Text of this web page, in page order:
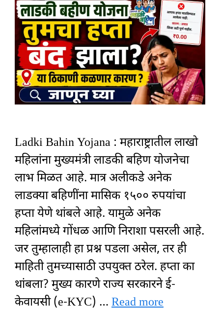
Ladki Bahin Yojana : महाराष्ट्रातील लाखो
महिलांना मुख्यमंत्री लाडकी बहिण योजनेचा
लाभ मिळत आहे. मात्र अलीकडे अनेक
लाडक्या बहिणींना मासिक १५०० रुपयांचा
हप्ता येणे थांबले आहे. यामुळे अनेक
महिलांमध्ये गोंधळ आणि निराशा पसरली आहे.
जर तुम्हालाही हा प्रश्न पडला असेल, तर ही
माहिती तुमच्यासाठी उपयुक्त ठरेल. हप्ता का
थांबला? मुख्य कारणे राज्य सरकारने ई-
केवायसी (e-KYC) … Read more